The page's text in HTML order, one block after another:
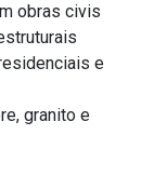
obras civis
e
granito e